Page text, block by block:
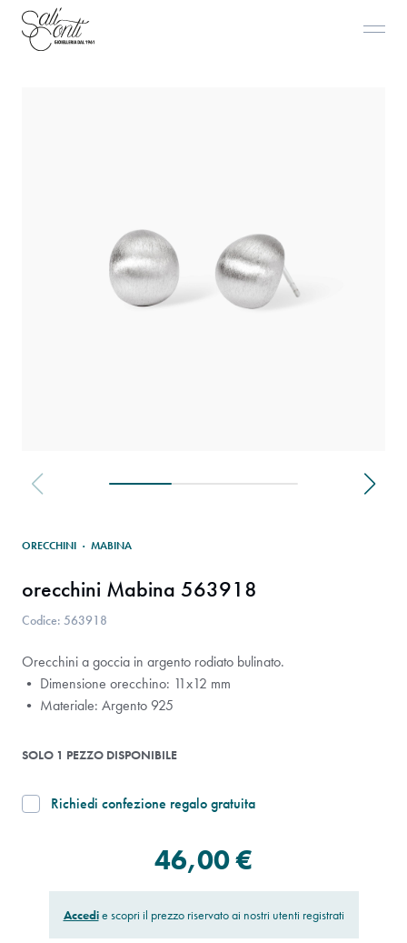
ORECCHINI · MABINA
orecchini Mabina 563918
Codice: 563918
Orecchini a goccia in argento rodiato bulinato.
• Dimensione orecchino: 11x12 mm
• Materiale: Argento 925
SOLO 1 PEZZO DISPONIBILE
Richiedi confezione regalo gratuita
46,00 €
Accedie scopri il prezzo riservato ai nostri utenti registrati